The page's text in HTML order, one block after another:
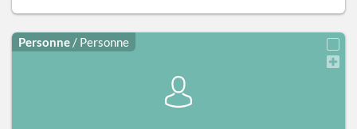
Personne / Personne